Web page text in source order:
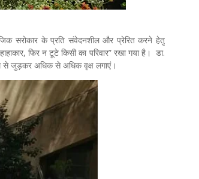
सरोकार के प्रति संवेदनशील और प्रेरित करने हेतु
फिर न टूटे किसी का परिवार” रखा गया है। डा.
से जुड़कर अधिक से अधिक वृक्ष लगाएं।